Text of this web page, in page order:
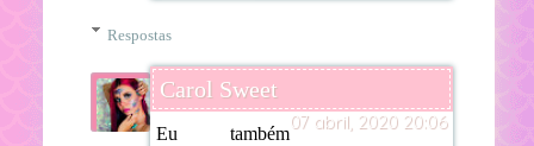
Respostas
Carol Sweet
07 abril, 2020 20:06
Eu também